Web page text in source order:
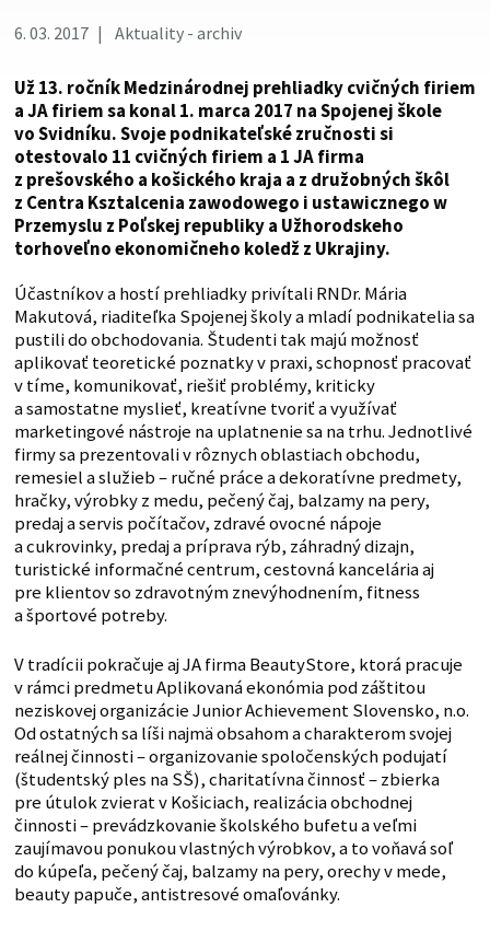
6. 03. 2017 Aktuality - archiv
Už 13. ročník Medzinárodnej prehliadky cvičných firiem
a JA firiem sa konal 1. marca 2017 na Spojenej škole
vo Svidníku. Svoje podnikateľské zručnosti si
otestovalo 11 cvičných firiem a 1 JA firma
z prešovského a košického kraja a z družobných škôl
z Centra Ksztalcenia zawodowego i ustawicznego w
Przemyslu z Poľskej republiky a Užhorodskeho
torhoveľno ekonomičneho koledž z Ukrajiny.
Účastníkov a hostí prehliadky privítali RNDr. Mária
Makutová, riaditeľka Spojenej školy a mladí podnikatelia sa
pustili do obchodovania. Študenti tak majú možnosť
aplikovať teoretické poznatky v praxi, schopnosť pracovať
v tíme, komunikovať, riešiť problémy, kriticky
a samostatne myslieť, kreatívne tvoriť a využívať
marketingové nástroje na uplatnenie sa na trhu. Jednotlivé
firmy sa prezentovali v rôznych oblastiach obchodu,
remesiel a služieb – ručné práce a dekoratívne predmety,
hračky, výrobky z medu, pečený čaj, balzamy na pery,
predaj a servis počítačov, zdravé ovocné nápoje
a cukrovinky, predaj a príprava rýb, záhradný dizajn,
turistické informačné centrum, cestovná kancelária aj
pre klientov so zdravotným znevýhodnením, fitness
a športové potreby.
V tradícii pokračuje aj JA firma BeautyStore, ktorá pracuje
v rámci predmetu Aplikovaná ekonómia pod záštitou
neziskovej organizácie Junior Achievement Slovensko, n.o.
Od ostatných sa líši najmä obsahom a charakterom svojej
reálnej činnosti – organizovanie spoločenských podujatí
(študentský ples na SŠ), charitatívna činnosť – zbierka
pre útulok zvierat v Košiciach, realizácia obchodnej
činnosti – prevádzkovanie školského bufetu a veľmi
zaujímavou ponukou vlastných výrobkov, a to voňavá soľ
do kúpeľa, pečený čaj, balzamy na pery, orechy v mede,
beauty papuče, antistresové omaľovánky.